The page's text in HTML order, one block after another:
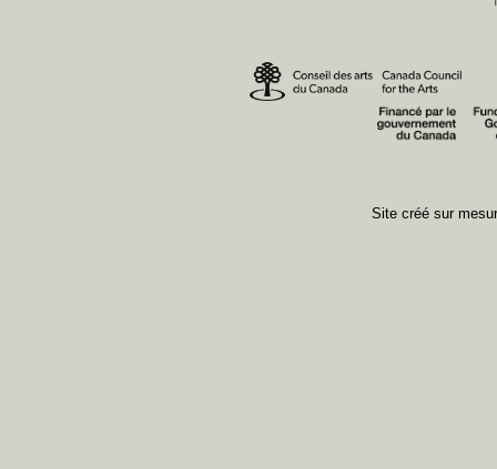
Site créé sur